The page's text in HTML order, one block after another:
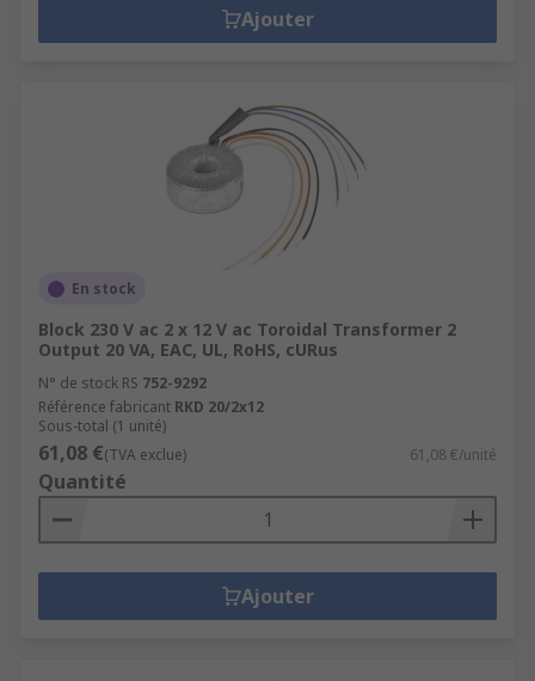
Ajouter
En stock
Block 230 V ac 2 x 12 V ac Toroidal Transformer 2
Output 20 VA, EAC, UL, RoHS, cURus
N° de stock RS 752-9292
Référence fabricant RKD 20/2x12
Sous-total (1 unité)
61,08 €(TVA exclue) 61,08 €/unité
Quantité
Ajouter